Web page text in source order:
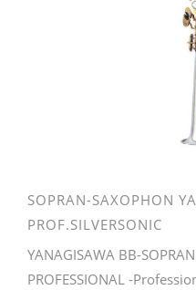
SOPRAN-SAXOPHON
PROF.SILVERSONIC
YANAGISAWA BB-
PROFESSIONAL -